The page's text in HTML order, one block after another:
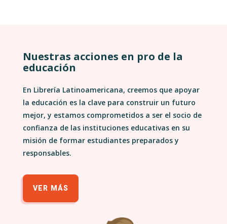
Nuestras acciones en pro de la
educación
En Librería Latinoamericana, creemos que apoyar
la educación es la clave para construir un futuro
mejor, y estamos comprometidos a ser el socio de
confianza de las instituciones educativas en su
misión de formar estudiantes preparados y
responsables.
VER MÁS